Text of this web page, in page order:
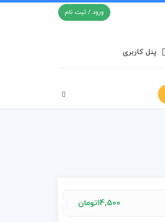
ورود / ثبت نام
پنل کاربری
14,500تومان